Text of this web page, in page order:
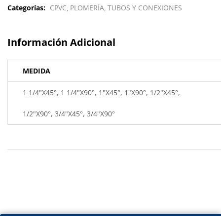
Categorías: CPVC PLOMERÍA TUBOS Y CONEXIONES
Información Adicional
MEDIDA
1 1/4"X45°, 1 1/4"X90°, 1"X45°, 1"X90°, 1/2"X45°,
1/2"X90°, 3/4"X45°, 3/4"X90°